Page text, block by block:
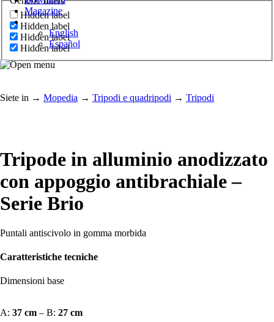
Hidden label
Hidden label
Hidden label
Hidden label
Magazine
English
Español
Siete in → Mopedia → Tripodi e quadripodi → Tripodi
Tripode in alluminio anodizzato
con appoggio antibrachiale –
Serie Brio
Puntali antiscivolo in gomma morbida
Caratteristiche tecniche
Dimensioni base
A: 37 cm – B: 27 cm